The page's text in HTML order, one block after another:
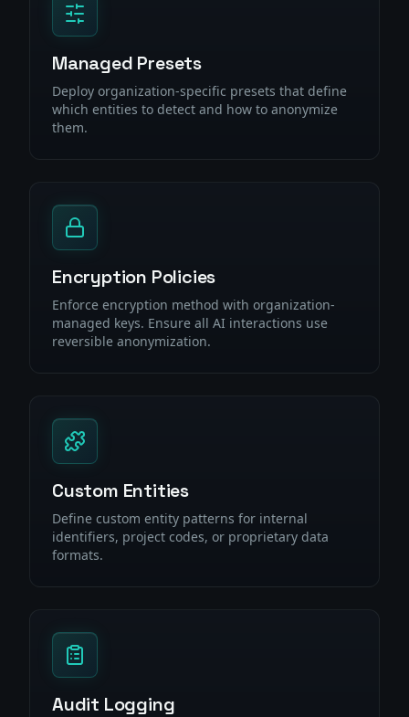
Managed Presets
Deploy organization-specific presets that define
which entities to detect and how to anonymize
them.
Encryption Policies
Enforce encryption method with organization-
managed keys. Ensure all AI interactions use
reversible anonymization.
Custom Entities
Define custom entity patterns for internal
identifiers, project codes, or proprietary data
formats.
Audit Logging